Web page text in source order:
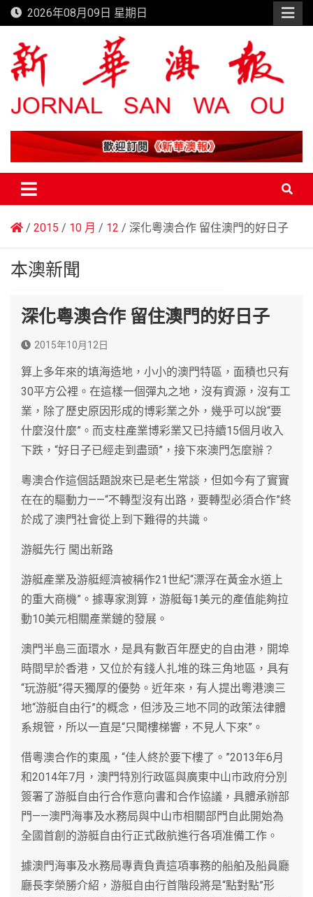
Skip
to
content
2026年08月09日 星期日
新華澳報
2015 10 月 12 深化粵澳合作 留住澳門的好日子
本澳新聞
深化粵澳合作 留住澳門的好日子
2015年10月12日
算上多年來的填海造地，小小的澳門特區，面積也只有
30平方公裡。在這樣一個彈丸之地，沒有資源，沒有工
業，除了歷史原因形成的博彩業之外，幾乎可以說“要
什麼沒什麼”。而支柱產業博彩業又已持續15個月收入
下跌，“好日子已經走到盡頭”，接下來澳門怎麼辦？
粵澳合作這個話題說來已是老生常談，但如今有了實實
在在的驅動力——“不轉型沒有出路，要轉型必須合作”終
於成了澳門社會從上到下難得的共識。
游艇先行 闖出新路
游艇產業及游艇經濟被稱作21世紀“漂浮在黃金水道上
的重大商機”。據專家測算，游艇每1美元的產值能夠拉
動10美元相關產業鏈的發展。
澳門半島三面環水，是具有數百年歷史的自由港，開埠
時間早於香港，又位於有錢人扎堆的珠三角地區，具有
“玩游艇”得天獨厚的優勢。近年來，有人提出粵港澳三
地“游艇自由行”的概念，但涉及三地不同的政策法律體
系規管，所以一直是“只聞樓梯響，不見人下來”。
借粵澳合作的東風，“佳人終於要下樓了。”2013年6月
和2014年7月，澳門特別行政區與廣東中山市政府分別
簽署了游艇自由行合作意向書和合作協議，具體承辦部
門——澳門海事及水務局與中山市相關部門自此開始為
全國首創的游艇自由行正式啟航進行各項准備工作。
據澳門海事及水務局專責負責這項事務的船舶及船員廳
廳長李榮勝介紹，游艇自由行首階段將是“點對點”形